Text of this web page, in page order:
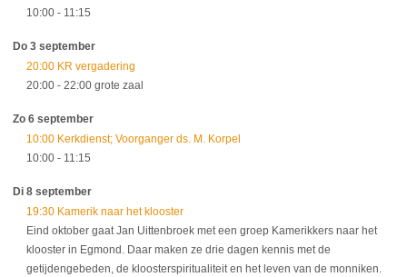
10:00 - 11:15
Do 3 september
20:00 KR vergadering
20:00 - 22:00 grote zaal
Zo 6 september
10:00 Kerkdienst; Voorganger ds. M. Korpel
10:00 - 11:15
Di 8 september
19:30 Kamerik naar het klooster
Eind oktober gaat Jan Uittenbroek met een groep Kamerikkers naar het
klooster in Egmond. Daar maken ze drie dagen kennis met de
getijdengebeden, de kloosterspiritualiteit en het leven van de monniken.